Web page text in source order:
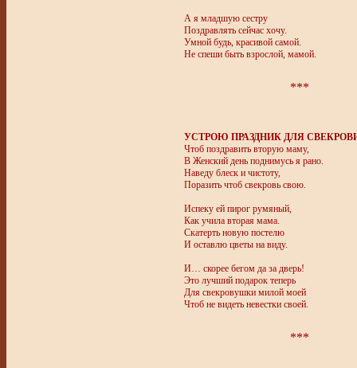
А я младшую сестру
Поздравлять сейчас хочу.
Умной будь, красивой самой.
Не спеши быть взрослой, мамой.
***
УСТРОЮ ПРАЗДНИК ДЛЯ
Чтоб поздравить вторую маму,
В Женский день поднимусь я рано.
Наведу блеск и чистоту,
Поразить чтоб свекровь свою.
Испеку ей пирог румяный,
Как учила вторая мама.
Скатерть новую постелю
И оставлю цветы на виду.
И… скорее бегом да за дверь!
Это лучший подарок теперь
Для свекровушки милой моей
Чтоб не видеть невестки своей.
***